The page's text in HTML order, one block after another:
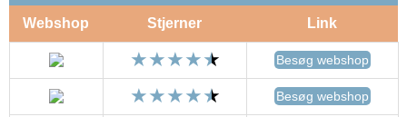
Webshop Stjerner Link
Besøg webshop
Besøg webshop